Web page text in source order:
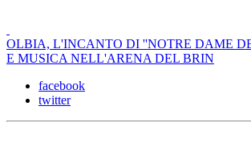
OLBIA, L'INCANTO DI ''NOTRE DAME
E MUSICA NELL'ARENA DEL BRIN
facebook
twitter